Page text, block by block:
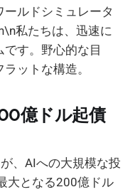
ルドシミュレータ
私たちは、迅速に
す。野心的な目
ットな構造。
億ドル起債
、AIへの大規模な投
大となる200億ドル